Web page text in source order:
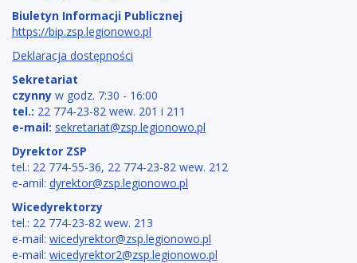
Biuletyn Informacji Publicznej
https://bip.zsp.legionowo.pl
Deklaracja dostępności
Sekretariat
czynny w godz. 7:30 - 16:00
tel.: 22 774-23-82 wew. 201 i 211
e-mail: sekretariat@zsp.legionowo.pl
Dyrektor ZSP
tel.: 22 774-55-36, 22 774-23-82 wew. 212
e-amil: dyrektor@zsp.legionowo.pl
Wicedyrektorzy
tel.: 22 774-23-82 wew. 213
e-mail: wicedyrektor@zsp.legionowo.pl
e-mail: wicedyrektor2@zsp.legionowo.pl